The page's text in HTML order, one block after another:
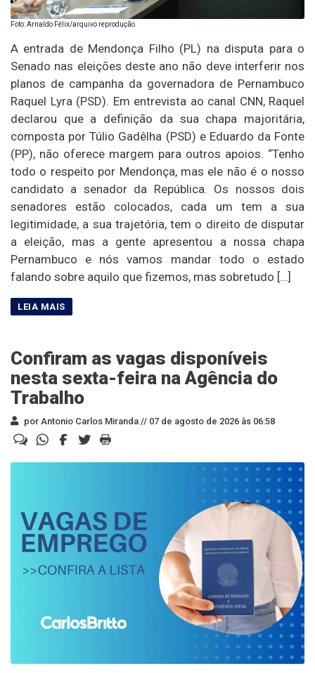
Foto: Arnaldo Félix/arquivo reprodução
A entrada de Mendonça Filho (PL) na disputa para o
Senado nas eleições deste ano não deve interferir nos
planos de campanha da governadora de Pernambuco
Raquel Lyra (PSD). Em entrevista ao canal CNN, Raquel
declarou que a definição da sua chapa majoritária,
composta por Túlio Gadêlha (PSD) e Eduardo da Fonte
(PP), não oferece margem para outros apoios. “Tenho
todo o respeito por Mendonça, mas ele não é o nosso
candidato a senador da República. Os nossos dois
senadores estão colocados, cada um tem a sua
legitimidade, a sua trajetória, tem o direito de disputar
a eleição, mas a gente apresentou a nossa chapa
Pernambuco e nós vamos mandar todo o estado
falando sobre aquilo que fizemos, mas sobretudo […]
Confiram as vagas disponíveis
nesta sexta-feira na Agência do
Trabalho
por Antonio Carlos Miranda // 07 de agosto de 2026 às 06:58